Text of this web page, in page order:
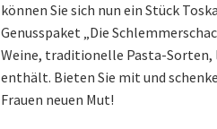
können Sie sich nun ein Stück
Genusspaket „Die
Weine, traditionelle Pasta-Sorten,
enthält. Bieten Sie mit und
Frauen neuen Mut!